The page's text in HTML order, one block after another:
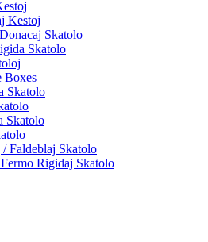
Kestoj
Skatolo
Skatolo
Boxes
Skatolo
Skatolo
/ Faldeblaj Skatolo
Rigidaj Skatolo